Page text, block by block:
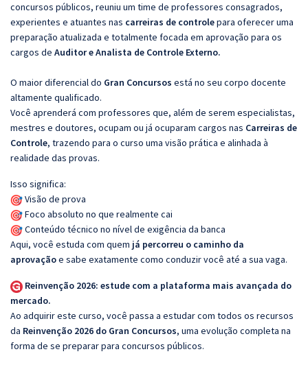
concursos públicos, reuniu um time de professores consagrados,
experientes e atuantes nas carreiras de controlepara oferecer uma
preparação atualizada e totalmente focada em aprovação para os
cargos de Auditor e Analista de Controle Externo.
O maior diferencial do Gran Concursos está no seu corpo docente
altamente qualificado.
Você aprenderá com professores que, além de serem especialistas,
mestres e doutores, ocupam ou já ocuparam cargos nas Carreiras de
Controle, trazendo para o curso uma visão prática e alinhada à
realidade das provas.
Isso significa:
Visão de prova
Foco absoluto no que realmente cai
Conteúdo técnico no nível de exigência da banca
Aqui, você estuda com quem já percorreu o caminho da
aprovaçãoe sabe exatamente como conduzir você até a sua vaga.
Reinvenção 2026: estude com a plataforma mais avançada do
mercado.
Ao adquirir este curso, você passa a estudar com todos os recursos
da Reinvenção 2026 do Gran Concursos, uma evolução completa na
forma de se preparar para concursos públicos.